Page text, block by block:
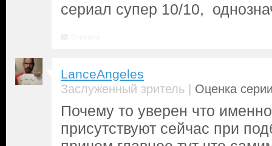
сериал супер 10/10,
LanceAngeles
Заслуженный зритель | Оценка
Почему то уверен что
присутствуют сейчас при